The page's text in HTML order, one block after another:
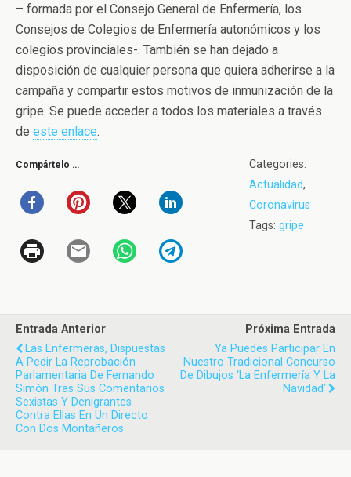
– formada por el Consejo General de Enfermería, los
Consejos de Colegios de Enfermería autonómicos y los
colegios provinciales-. También se han dejado a
disposición de cualquier persona que quiera adherirse a la
campaña y compartir estos motivos de inmunización de la
gripe. Se puede acceder a todos los materiales a través
de este enlace.
Compártelo …
Categories:
Actualidad,
Coronavirus
Tags: gripe
Entrada Anterior
Las Enfermeras, Dispuestas
A Pedir La Reprobación
Parlamentaria De Fernando
Simón Tras Sus Comentarios
Sexistas Y Denigrantes
Contra Ellas En Un Directo
Con Dos Montañeros
Próxima Entrada
Ya Puedes Participar En
Nuestro Tradicional Concurso
De Dibujos ‘La Enfermería Y La
Navidad’